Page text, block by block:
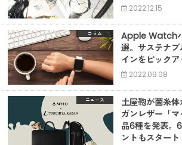
2022.12.15
コラム
Apple Watch
選。サステナ
インをピックア
2022.09.08
ニュース
土屋鞄が菌糸
ガンレザー「
品6種を発表。
ントもスタート